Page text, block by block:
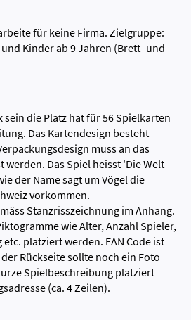
für keine Firma. Zielgruppe:
Kinder ab 9 Jahren (Brett- und
sein die Platz hat für 56 Spielkarten
Das Kartendesign besteht
muss an das
werden. Das Spiel heisst 'Die Welt
der Name sagt um Vögel die
vorkommen.
Stanzrisszeichnung im Anhang.
wie Alter, Anzahl Spieler,
platziert werden. EAN Code ist
Rückseite sollte noch ein Foto
Spielbeschreibung platziert
(ca. 4 Zeilen).